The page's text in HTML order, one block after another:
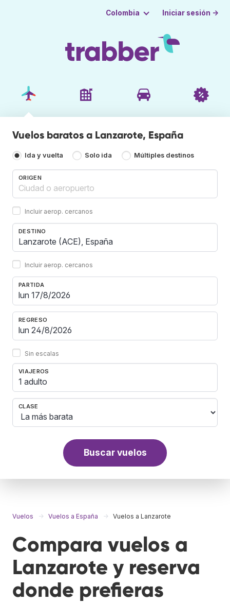
Colombia Iniciar sesión →
Vuelos baratos a Lanzarote, España
Ida y vuelta Solo ida Múltiples destinos
ORIGEN
Incluir aerop. cercanos
DESTINO
Incluir aerop. cercanos
PARTIDA
REGRESO
Sin escalas
VIAJEROS
1 adulto
CLASE
Buscar vuelos
Vuelos Vuelos a España Vuelos a Lanzarote
Compara vuelos a
Lanzarote y reserva
donde prefieras